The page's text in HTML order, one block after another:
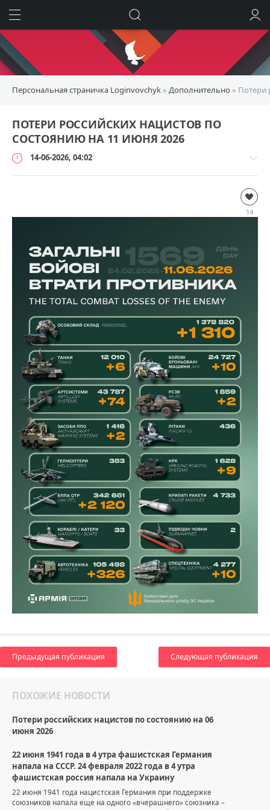
Персональная страничка Loginvovchyk » Дополнительно » Потери
ПОТЕРИ РОССИЙСКИХ НАЦИСТОВ ПО
СОСТОЯНИЮ НА 11 ИЮНЯ 2026
14-06-2026, 04:02
14
Предыдущая публикация Следующая публикация
ПОХОЖИЕ НОВОСТИ
Потери российских нацистов по состоянию на 06
июня 2026
22 июня 1941 года в 4 утра фашистская Германия
напала на СССР. 24 февраля 2022 года в 4 утра
фашистская россия напала на Украину
22 июня 1941 года нацистская Германия при поддержке
союзников напала еще на одного «вчерашнего» союзника –